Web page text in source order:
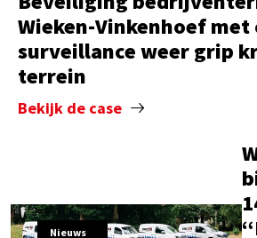
Wieken-Vinkenhoef
surveillance weer grip
terrein
Bekijk de case
Nieuws